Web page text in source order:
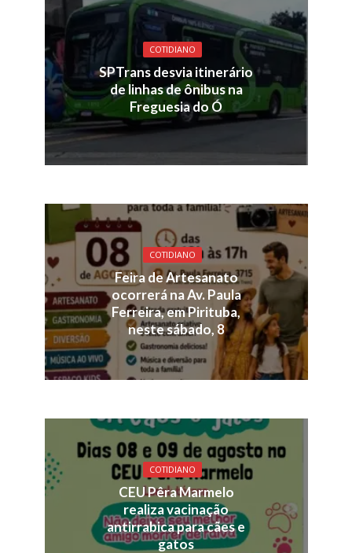
COTIDIANO
SPTrans desvia itinerário
de linhas de ônibus na
Freguesia do Ó
COTIDIANO
Feira de Artesanato
ocorrerá na Av. Paula
Ferreira, em Pirituba,
neste sábado, 8
COTIDIANO
CEU Pêra Marmelo
realiza vacinação
antirrabica para cães e
gatos